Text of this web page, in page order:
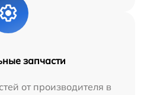
запчасти
от производителя в